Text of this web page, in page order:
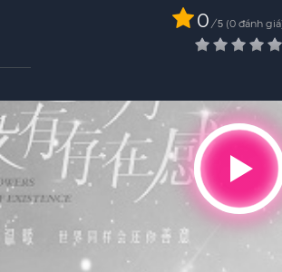
0 / 5 0 đánh giá